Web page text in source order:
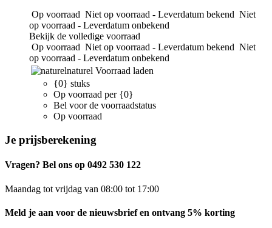
Op voorraad Niet op voorraad - Leverdatum bekend Niet
op voorraad - Leverdatum onbekend
Bekijk de volledige voorraad
Op voorraad Niet op voorraad - Leverdatum bekend Niet
op voorraad - Leverdatum onbekend
naturel Voorraad laden
{0} stuks
Op voorraad per {0}
Bel voor de voorraadstatus
Op voorraad
Je prijsberekening
Vragen? Bel ons op 0492 530 122
Maandag tot vrijdag van 08:00 tot 17:00
Meld je aan voor de nieuwsbrief en ontvang 5% korting